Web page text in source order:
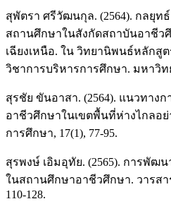
สุพัตรา ศรีวัฒนกุล. (2564). กลยุท
สถานศึกษาในสังกัดสถาบันอาชีว
เฉียงเหนือ. ใน วิทยานิพนธ์หลัก
วิชาการบริหารการศึกษา. มหาวิ
สุรชัย ขันอาสา. (2564). แนวทาง
อาชีวศึกษาในเขตพื้นที่ห่างไกลอย่
การศึกษา, 17(1), 77-95.
สุรพงษ์ เอิมอุทัย. (2565). การพั
ในสถานศึกษาอาชีวศึกษา. วารสา
110-128.